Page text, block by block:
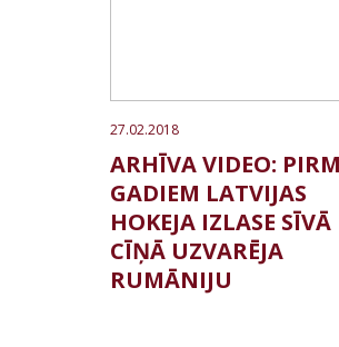
27.02.2018
ARHĪVA VIDEO:
GADIEM LATVIJAS
HOKEJA IZLASE SĪVĀ
CĪŅĀ UZVARĒJA
RUMĀNIJU